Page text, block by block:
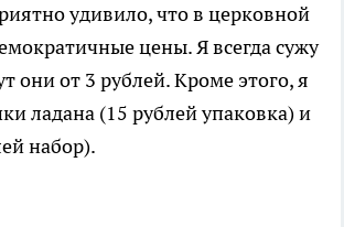
удивило, что в церковной
цены. Я всегда сужу
они от 3 рублей. Кроме этого, я
ладана (15 рублей упаковка) и
набор).